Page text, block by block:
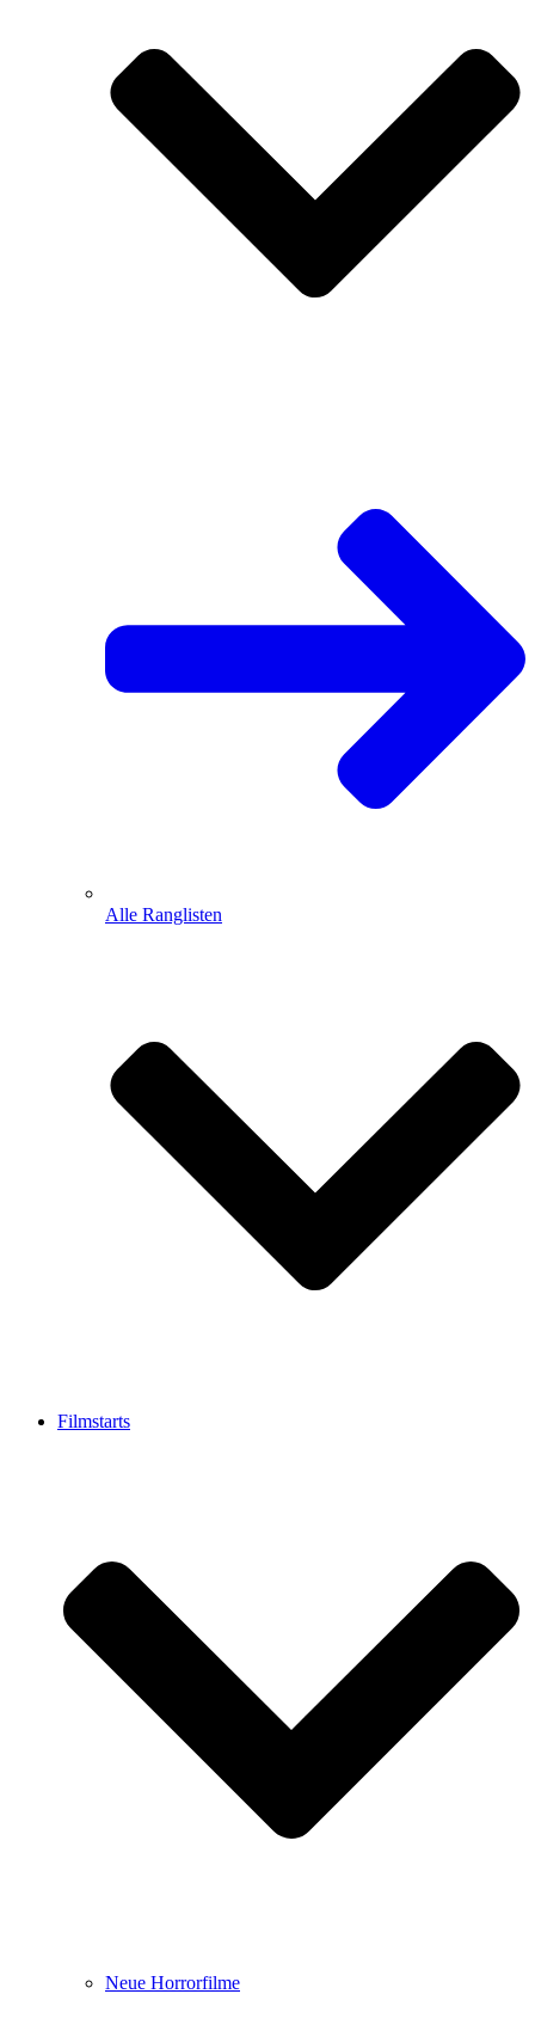
Alle Ranglisten
Filmstarts
Neue Horrorfilme